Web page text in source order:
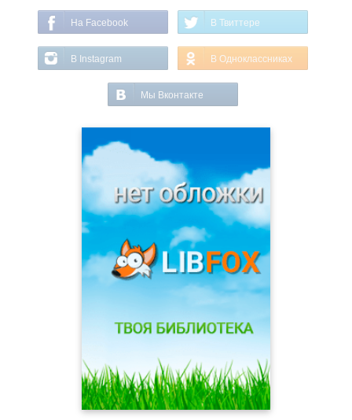
На Facebook В Твиттере
В Instagram В Одноклассниках
Мы Вконтакте